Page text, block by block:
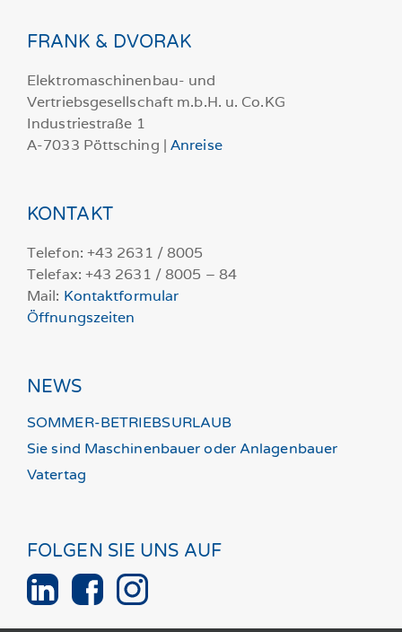
FRANK & DVORAK
Elektromaschinenbau- und
Vertriebsgesellschaft m.b.H. u. Co.KG
Industriestraße 1
A-7033 Pöttsching |Anreise
KONTAKT
Telefon: +43 2631 / 8005
Telefax: +43 2631 / 8005 – 84
Mail: Kontaktformular
Öffnungszeiten
NEWS
SOMMER-BETRIEBSURLAUB
Sie sind Maschinenbauer oder Anlagenbauer
Vatertag
FOLGEN SIE UNS AUF